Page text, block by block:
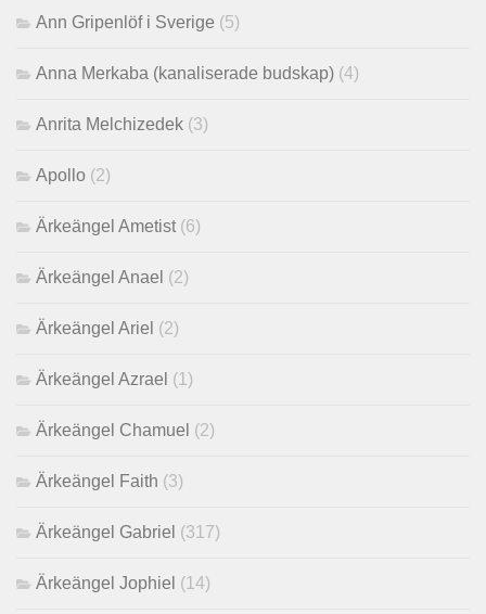
Ann Gripenlöf i Sverige (5)
Anna Merkaba (kanaliserade budskap) (4)
Anrita Melchizedek (3)
Apollo (2)
Ärkeängel Ametist (6)
Ärkeängel Anael (2)
Ärkeängel Ariel (2)
Ärkeängel Azrael (1)
Ärkeängel Chamuel (2)
Ärkeängel Faith (3)
Ärkeängel Gabriel (317)
Ärkeängel Jophiel (14)